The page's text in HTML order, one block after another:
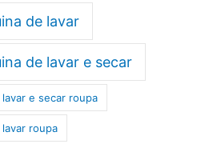
de lavar
de lavar e secar
e secar roupa
roupa